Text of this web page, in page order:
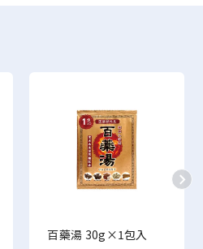
百藥湯 30g×1包入